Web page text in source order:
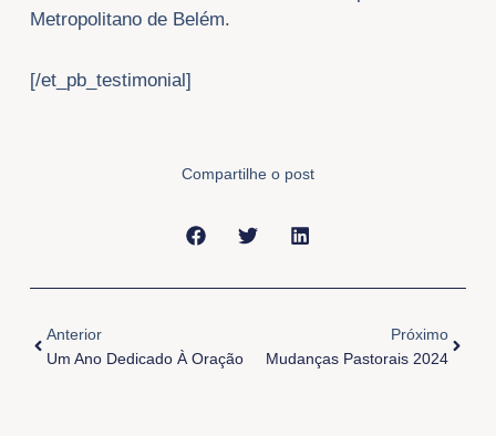
Metropolitano de Belém.
[/et_pb_testimonial]
Compartilhe o post
Anterior
Um Ano Dedicado À Oração
Próximo
Mudanças Pastorais 2024